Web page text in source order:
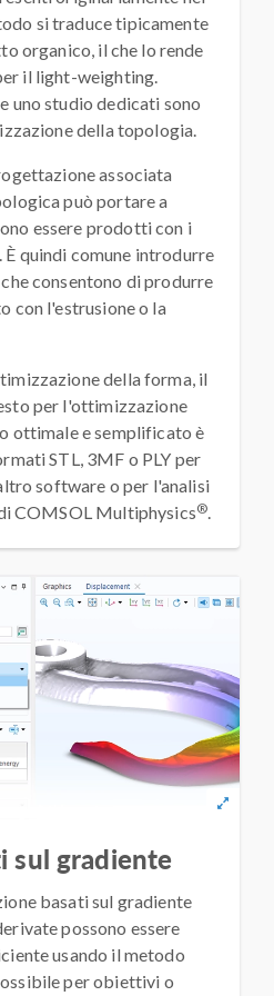
si traduce tipicamente
organico, il che lo rende
il light-weighting.
uno studio dedicati sono
della topologia.
associata
può portare a
essere prodotti con i
quindi comune introdurre
consentono di produrre
con l'estrusione o la
della forma, il
per l'ottimizzazione
ottimale e semplificato è
STL, 3MF o PLY per
software o per l'analisi
COMSOL Multiphysics®
sul gradiente
basati sul gradiente
possono essere
usando il metodo
per obiettivi o